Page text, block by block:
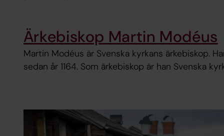
Ärkebiskop Martin Modéus
Martin Modéus är Svenska kyrkans ärkebiskop.
sedan år 1164. Som ärkebiskop är han Svenska